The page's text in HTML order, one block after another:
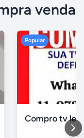
venda
Popular
Compro tv